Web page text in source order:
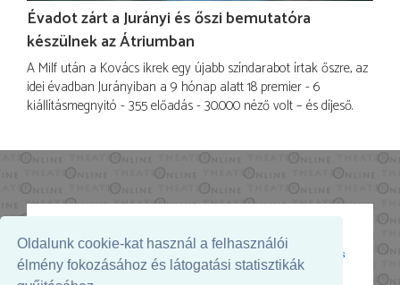
Oldalunk cookie-kat használ a felhasználói
élmény fokozásához és látogatási statisztikák
Évadot zárt a Jurányi és őszi bemutatóra
készülnek az Átriumban
A Milf után a Kovács ikrek egy újabb színdarabot írtak őszre, az
idei évadban Jurányiban a 9 hónap alatt 18 premier - 6
kiállításmegnyitó - 355 előadás - 30.000 néző volt – és díjeső.
Az oldal megjelenését támogatja: